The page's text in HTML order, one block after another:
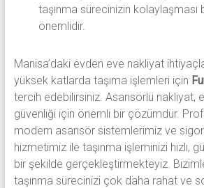
taşınma sürecinizin kolaylaşması
önemlidir.
Manisa’daki evden eve nakliyat
yüksek katlarda taşıma işlemleri için
tercih edebilirsiniz. Asansörlü nakliyat,
güvenliği için önemli bir çözümdür.
modern asansör sistemlerimiz ve
hizmetimiz ile taşınma işleminizi hızlı,
bir şekilde gerçekleştirmekteyiz.
taşınma sürecinizi çok daha rahat ve